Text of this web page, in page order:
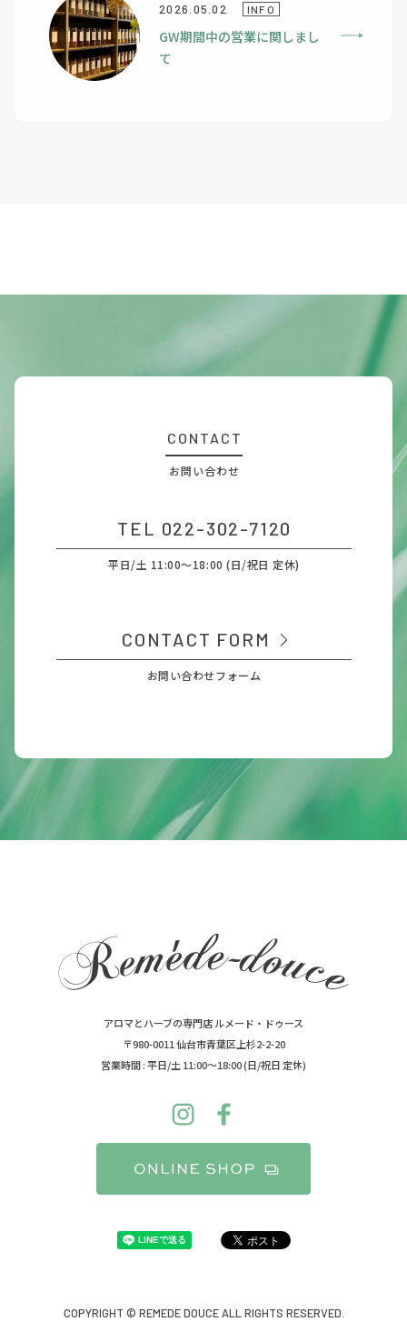
2026.05.02 INFO
GW期間中の営業に関しまし
て
CONTACT
お問い合わせ
TEL 022-302-7120
平日/土 11:00～18:00 (日/祝日 定休)
CONTACT FORM
お問い合わせフォーム
アロマとハーブの専門店 ルメード・ドゥース
〒980-0011 仙台市青葉区上杉2-2-20
営業時間 : 平日/土 11:00～18:00 (日/祝日 定休)
COPYRIGHT © REMEDE DOUCE ALL RIGHTS RESERVED.